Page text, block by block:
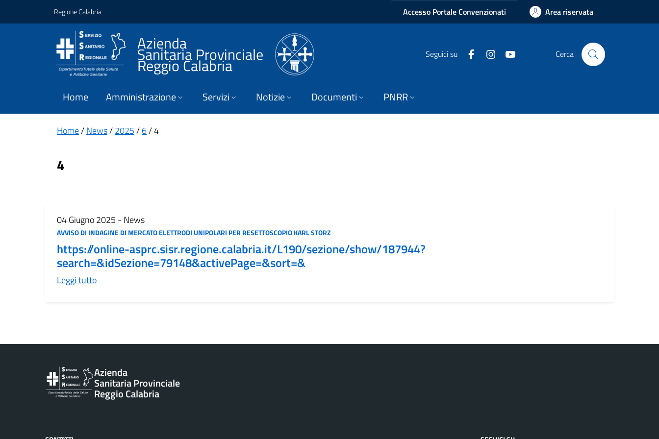
Regione Calabria Accesso Portale Convenzionati Area riservata
Azienda
Sanitaria Provinciale
Reggio Calabria
Seguici su FacebookInstagram Cerca
Home Amministrazione Servizi Notizie Documenti PNRR
Home/News/2025/6/ 4
4
04 Giugno 2025 - News
AVVISO DI INDAGINE DI MERCATO ELETTRODI UNIPOLARI PER RESETTOSCOPIO KARL STORZ
https://online-asprc.sisr.regione.calabria.it/L190/sezione/show/187944?
search=&idSezione=79148&activePage=&sort=&
Leggi tutto
Azienda
Sanitaria Provinciale
Reggio Calabria